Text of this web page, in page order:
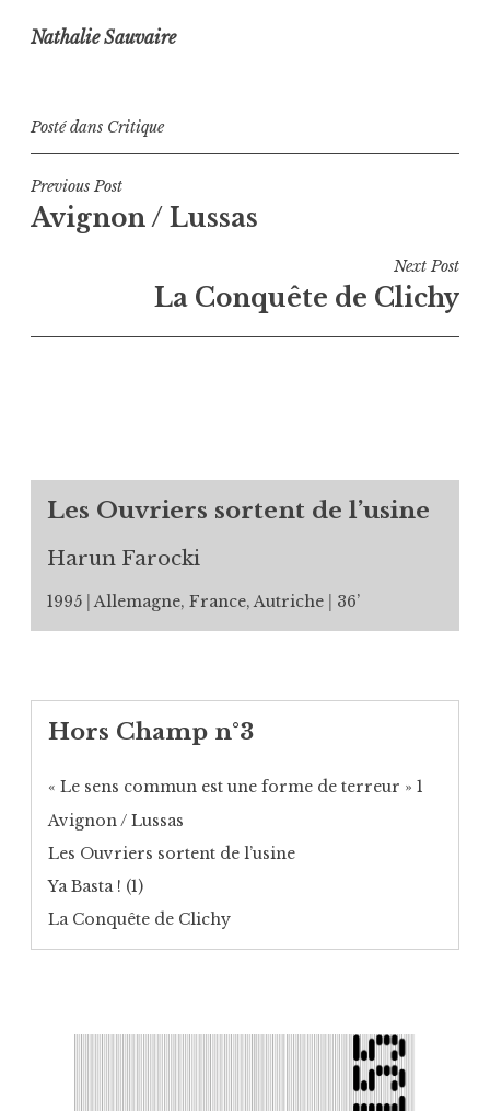
Nathalie Sauvaire
Posté dans Critique
Navigation
de
Previous Post
Avignon / Lussas
Next Post
La Conquête de Clichy
Les Ouvriers sortent de l’usine
Harun Farocki
1995 Allemagne, France, Autriche 36’
Hors Champ n°3
« Le sens commun est une forme de terreur » 1
Avignon / Lussas
Les Ouvriers sortent de l’usine
Ya Basta ! (1)
La Conquête de Clichy